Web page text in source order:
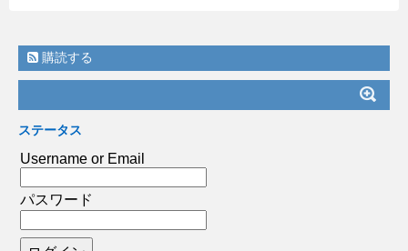
購読する
ステータス
Username or Email
パスワード